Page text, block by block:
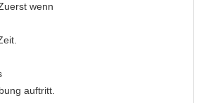
wenn
auftritt.